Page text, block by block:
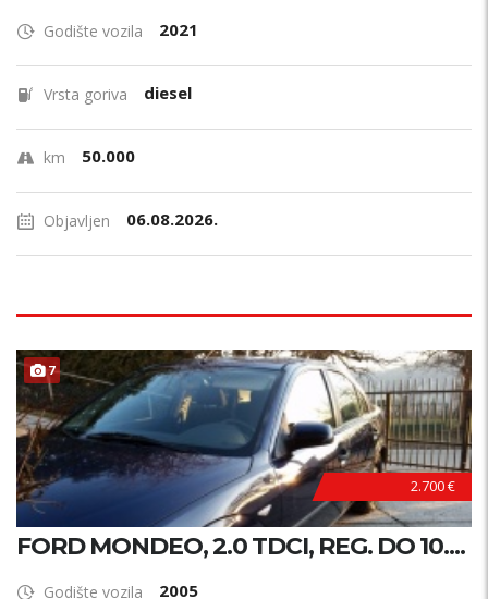
Godište vozila 2021
Vrsta goriva diesel
km 50.000
Objavljen 06.08.2026.
7
2.700 €
FORD MONDEO, 2.0 TDCI, REG. DO 10....
Godište vozila 2005